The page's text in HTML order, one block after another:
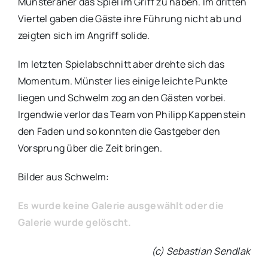
Viertel gaben die Gäste ihre Führung nicht ab und
zeigten sich im Angriff solide.
Im letzten Spielabschnitt aber drehte sich das
Momentum. Münster lies einige leichte Punkte
liegen und Schwelm zog an den Gästen vorbei.
Irgendwie verlor das Team von Philipp Kappenstein
den Faden und so konnten die Gastgeber den
Vorsprung über die Zeit bringen.
Bilder aus Schwelm:
Es wurde keine Galerie ausgewählt oder die
Galerie wurde gelöscht.
(c) Sebastian Sendlak